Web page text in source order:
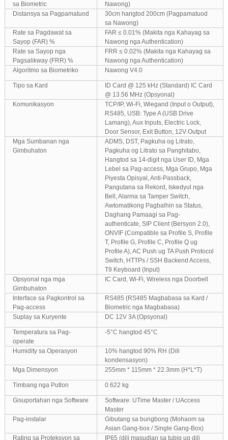
sa Biometric
Nawong)
Distansya sa Pagpamatuod
30cm hangtod 200cm (Pagpamatuod
sa Nawong)
Rate sa Pagdawat sa
Sayop (FAR) %
FAR ≤ 0.01% (Makita nga Kahayag sa
Nawong nga Authentication)
Rate sa Sayop nga
Pagsalikway (FRR) %
FRR ≤ 0.02% (Makita nga Kahayag sa
Nawong nga Authentication)
Algoritmo sa Biometriko
Nawong V4.0
Tipo sa Kard
ID Card @ 125 kHz (Standard) IC Card
@ 13.56 MHz (Opsyonal)
Komunikasyon
TCP/IP, Wi-Fi, Wiegand (Input o Output),
RS485, USB: Type A (USB Drive
Lamang), Aux Inputs, Electric Lock,
Door Sensor, Exit Button, 12V Output
Mga Sumbanan nga
Gimbuhaton
ADMS, DST, Pagkuha og Litrato,
Pagkuha og Litrato sa Panghitabo,
Hangtod sa 14-digit nga User ID, Mga
Lebel sa Pag-access, Mga Grupo, Mga
Piyesta Opisyal, Anti-Passback,
Pangutana sa Rekord, Iskedyul nga
Bell, Alarma sa Tamper Switch,
Awtomatikong Pagbalhin sa Status,
Daghang Pamaagi sa Pag-
authenticate, SIP Client (Bersyon 2.0),
ONVIF (Compatible sa Profile S, Profile
T, Profile G, Profile C, Profile Q ug
Profile A), AC Push ug TA Push Protocol
Switch, HTTPs / SSH Backend Access,
T9 Keyboard (Input)
Opsyonal nga mga
Gimbuhaton
IC Card, Wi-Fi, Wireless nga Doorbell
Interface sa Pagkontrol sa
Pag-access
RS485 (RS485 Magbabasa sa Kard /
Biometric nga Magbabasa)
Suplay sa Kuryente
DC 12V 3A (Opsyonal)
Temperatura sa Pag-
operate
-5°C hangtod 45°C
Humidity sa Operasyon
10% hangtod 90% RH (Dili
kondensasyon)
Mga Dimensyon
255mm * 115mm * 22.3mm (H*L*T)
Timbang nga Putlon 0.622 kg
Gisuportahan nga Software
Software: UTime Master / UAccess
Master
Pag-instalar
Gibutang sa bungbong (Mohaom sa
Asian Gang-box / Single Gang-Box)
Rating sa Proteksyon sa
IP65 (dili masudlan sa tubig ug dili